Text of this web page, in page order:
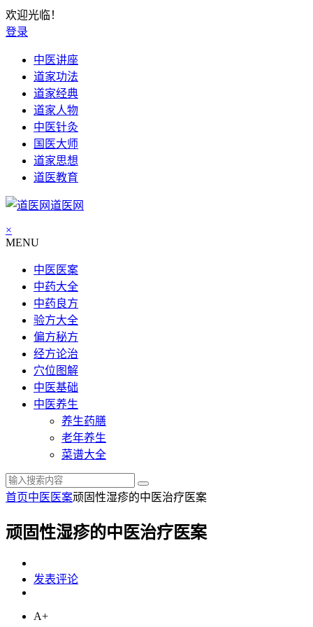
欢迎光临！
登录
中医讲座
道家功法
道家经典
道家人物
中医针灸
国医大师
道家思想
道医教育
道医网
×
MENU
中医医案
中药大全
中药良方
验方大全
偏方秘方
经方论治
穴位图解
中医基础
中医养生
养生药膳
老年养生
菜谱大全
首页中医医案顽固性湿疹的中医治疗医案
顽固性湿疹的中医治疗医案
发表评论
A+